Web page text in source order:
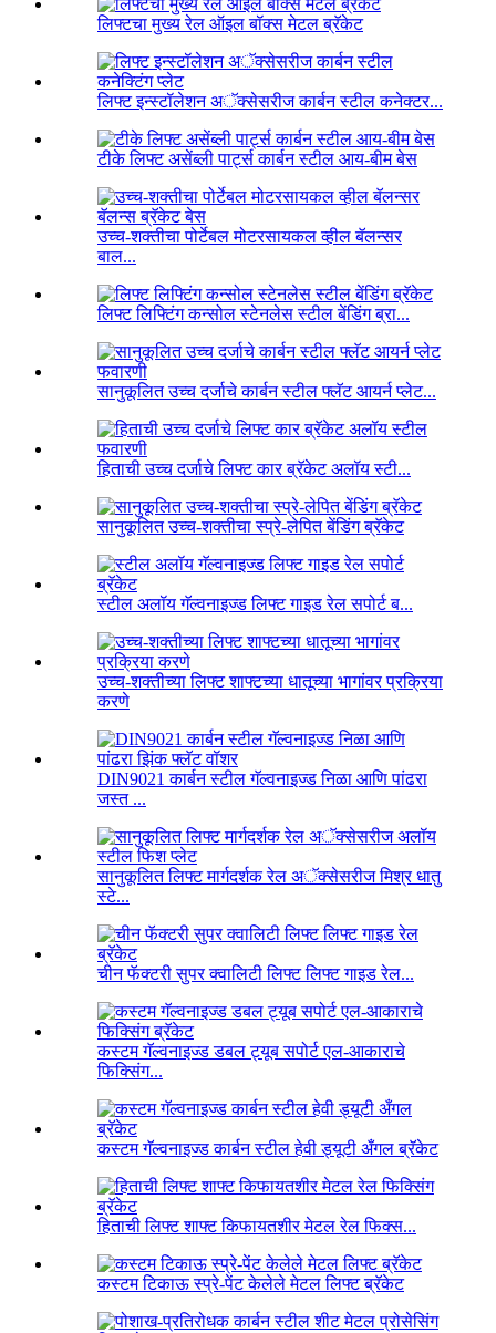
लिफ्टचा मुख्य रेल ऑइल बॉक्स मेटल ब्रॅकेट
लिफ्ट इन्स्टॉलेशन अॅक्सेसरीज कार्बन स्टील कनेक्टर...
टीके लिफ्ट असेंब्ली पार्ट्स कार्बन स्टील आय-बीम बेस
उच्च-शक्तीचा पोर्टेबल मोटरसायकल व्हील बॅलन्सर
बाल...
लिफ्ट लिफ्टिंग कन्सोल स्टेनलेस स्टील बेंडिंग ब्रा...
सानुकूलित उच्च दर्जाचे कार्बन स्टील फ्लॅट आयर्न प्लेट...
हिताची उच्च दर्जाचे लिफ्ट कार ब्रॅकेट अलॉय स्टी...
सानुकूलित उच्च-शक्तीचा स्प्रे-लेपित बेंडिंग ब्रॅकेट
स्टील अलॉय गॅल्वनाइज्ड लिफ्ट गाइड रेल सपोर्ट ब...
उच्च-शक्तीच्या लिफ्ट शाफ्टच्या धातूच्या भागांवर प्रक्रिया
करणे
DIN9021 कार्बन स्टील गॅल्वनाइज्ड निळा आणि पांढरा
जस्त ...
सानुकूलित लिफ्ट मार्गदर्शक रेल अॅक्सेसरीज मिश्र धातु
स्टे...
चीन फॅक्टरी सुपर क्वालिटी लिफ्ट लिफ्ट गाइड रेल...
कस्टम गॅल्वनाइज्ड डबल ट्यूब सपोर्ट एल-आकाराचे
फिक्सिंग...
कस्टम गॅल्वनाइज्ड कार्बन स्टील हेवी ड्यूटी अँगल ब्रॅकेट
हिताची लिफ्ट शाफ्ट किफायतशीर मेटल रेल फिक्स...
कस्टम टिकाऊ स्प्रे-पेंट केलेले मेटल लिफ्ट ब्रॅकेट